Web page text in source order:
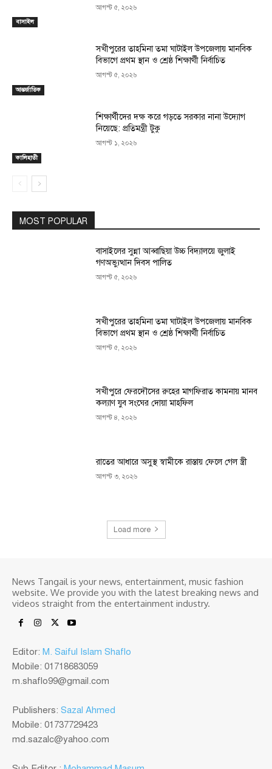
বাসাইল
আগস্ট ৫, ২০২৬
আন্তর্জাতিক
সখীপুরের তাহমিনা তমা ঘাটাইল উপজেলায় মানবিক
বিভাগে প্রথম স্থান ও শ্রেষ্ঠ শিক্ষার্থী নির্বাচিত
আগস্ট ৫, ২০২৬
কালিহাতী
শিক্ষার্থীদের দক্ষ করে গড়তে সরকার নানা উদ্যোগ
নিয়েছে: প্রতিমন্ত্রী টুকু
আগস্ট ১, ২০২৬
MOST POPULAR
বাসাইলের সুন্না আব্বাছিয়া উচ্চ বিদ্যালয়ে জুলাই
গণঅভ্যুত্থান দিবস পালিত
আগস্ট ৫, ২০২৬
সখীপুরের তাহমিনা তমা ঘাটাইল উপজেলায় মানবিক
বিভাগে প্রথম স্থান ও শ্রেষ্ঠ শিক্ষার্থী নির্বাচিত
আগস্ট ৫, ২০২৬
সখীপুরে ফেরদৌসের রুহের মাগফিরাত কামনায় মানব
কল্যাণ যুব সংঘের দোয়া মাহফিল
আগস্ট ৪, ২০২৬
রাতের আধারে অসুস্থ স্বামীকে রাস্তায় ফেলে গেল স্ত্রী
আগস্ট ৩, ২০২৬
Load more
News Tangail is your news, entertainment, music fashion
website. We provide you with the latest breaking news and
videos straight from the entertainment industry.
Editor: M. Saiful Islam Shaflo
Mobile: 01718683059
m.shaflo99@gmail.com
Publishers: Sazal Ahmed
Mobile: 01737729423
md.sazalc@yahoo.com